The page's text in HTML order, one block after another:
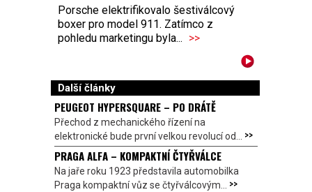
Porsche elektrifikovalo šestiválcový
boxer pro model 911. Zatímco z
pohledu marketingu byla... >>
Další články
PEUGEOT HYPERSQUARE – PO DRÁTĚ
Přechod z mechanického řízení na
elektronické bude první velkou revolucí od... >>
PRAGA ALFA – KOMPAKTNÍ ČTYŘVÁLCE
Na jaře roku 1923 představila automobilka
Praga kompaktní vůz se čtyřválcovým... >>